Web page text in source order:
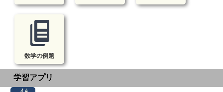
数学の例題
学習アプリ